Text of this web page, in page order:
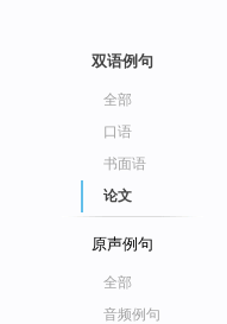
双语例句
全部
口语
书面语
论文
原声例句
全部
音频例句